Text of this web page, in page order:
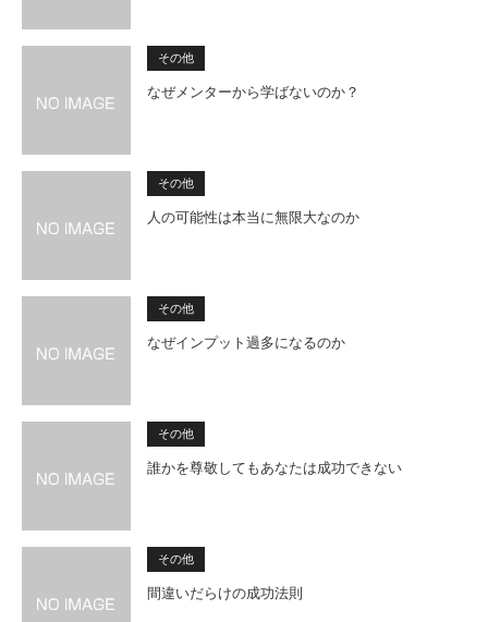
その他
なぜメンターから学ばないのか？
その他
人の可能性は本当に無限大なのか
その他
なぜインプット過多になるのか
その他
誰かを尊敬してもあなたは成功できない
その他
間違いだらけの成功法則